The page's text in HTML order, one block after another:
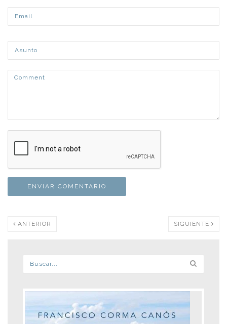
ANTERIOR SIGUIENTE
Formulario de búsqueda